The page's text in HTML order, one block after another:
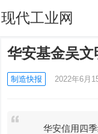
现代工业网
华安基金吴
制造快报 2022年6月
华安信用四季